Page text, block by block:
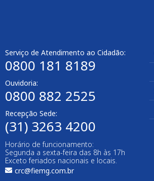
Serviço de Atendimento ao Cidadão:
0800 181 8189
Ouvidoria:
0800 882 2525​
Recepção Sede:
(31) 3263 4200
Horário de funcionamento:
Segunda a sexta-feira das 8h às 17h
Exceto feriados nacionais e locais.
crc@fiemg.com.br